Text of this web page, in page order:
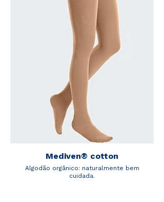
Mediven® cotton
Algodão orgânico: naturalmente bem
cuidada.